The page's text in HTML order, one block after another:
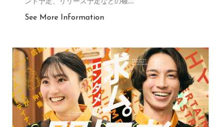
See More Information